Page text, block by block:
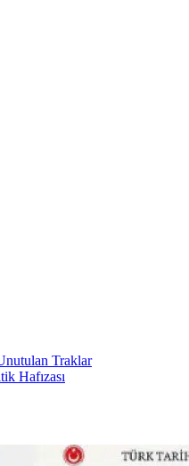
Traklar
Hafızası